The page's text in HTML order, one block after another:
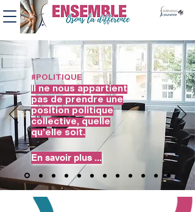
#POLITIQUE
Il ne nous appartient
pas de prendre une
position politique
collective, quelle
qu’elle soit.
En savoir plus ...